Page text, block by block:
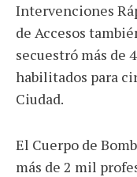
Intervenciones
de Accesos
secuestró más de
habilitados para
Ciudad.
El Cuerpo de
más de 2 mil